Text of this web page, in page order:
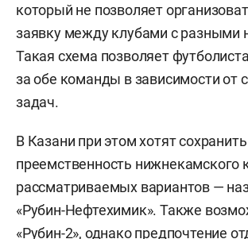
который не позволяет
заявку между клубами с разными
Такая схема позволяет
за обе команды в зависимости от
задач.
В Казани при этом хотят сохранить
преемственность нижнекамского
рассматриваемых вариантов —
«Рубин-Нефтехимик». Также
«Рубин-2», однако предпочтение